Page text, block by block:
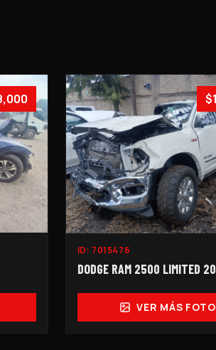
ID: 7015476
DODGE RAM 2500 LIMITED
VER MÁS